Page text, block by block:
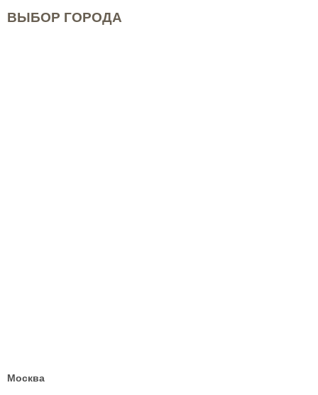
ВЫБОР ГОРОДА
Москва